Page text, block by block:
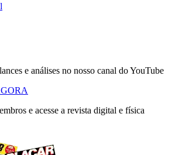
e análises no nosso canal do YouTube
e acesse a revista digital e física